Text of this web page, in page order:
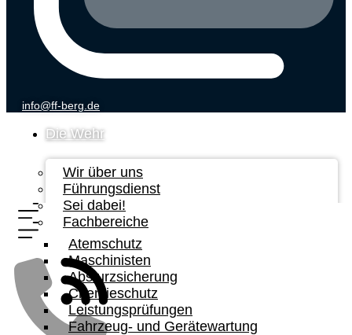
info@ff-berg.de
Die Wehr
Wir über uns
Führungsdienst
Sei dabei!
Fachbereiche
Atemschutz
Maschinisten
Absturzsicherung
Chemieschutz
Leistungsprüfungen
Fahrzeug- und Gerätewartung